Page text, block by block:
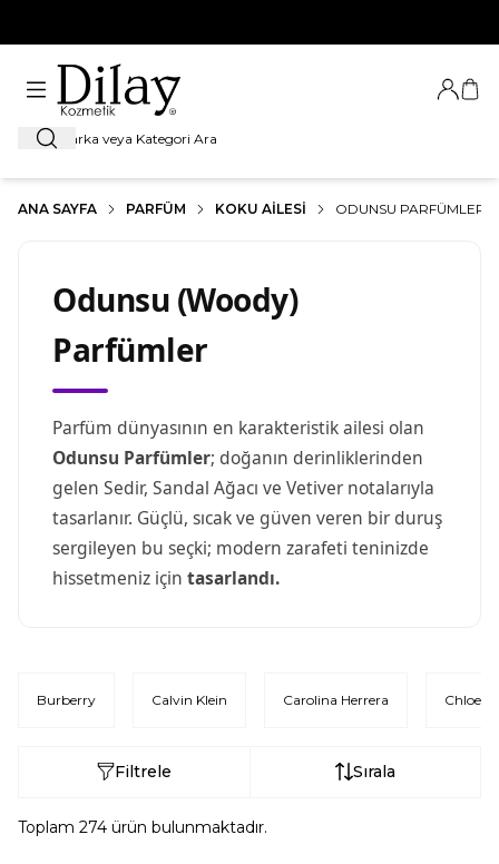
Ara
Giriş
ANA SAYFA PARFÜM KOKU AILESI ODUNSU PARFÜMLER
Odunsu (Woody)
Parfümler
Parfüm dünyasının en karakteristik ailesi olan
Odunsu Parfümler; doğanın derinliklerinden
gelen Sedir, Sandal Ağacı ve Vetiver notalarıyla
tasarlanır. Güçlü, sıcak ve güven veren bir duruş
sergileyen bu seçki; modern zarafeti teninizde
hissetmeniz için tasarlandı.
Burberry Calvin Klein Carolina Herrera Chloe
Filtrele Sırala
Toplam 274 ürün bulunmaktadır.